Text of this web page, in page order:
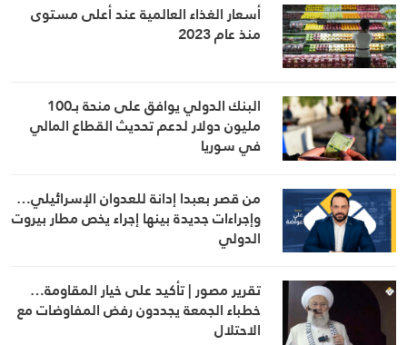
أسعار الغذاء العالمية عند أعلى مستوى
منذ عام 2023
البنك الدولي يوافق على منحة بـ100
مليون دولار لدعم تحديث القطاع المالي
في سوريا
من قصر بعبدا إدانة للعدوان الإسرائيلي…
وإجراءات جديدة بينها إجراء يخص مطار بيروت
الدولي
تقرير مصور | تأكيد على خيار المقاومة…
خطباء الجمعة يجددون رفض المفاوضات مع
الاحتلال